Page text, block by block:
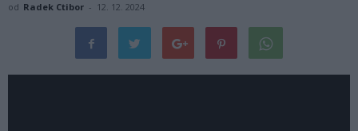
od Radek Ctibor - 12. 12. 2024